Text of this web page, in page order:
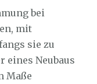
bei
mit
sie zu
eines Neubaus
Maße